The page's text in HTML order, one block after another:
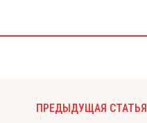
ПРЕДЫДУЩАЯ СТАТЬЯ